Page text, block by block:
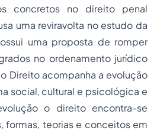
concretos no direito penal
uma reviravolta no estudo da
uma proposta de romper
no ordenamento jurídico
Direito acompanha a evolução
social, cultural e psicológica e
o direito encontra-se
formas, teorias e conceitos em